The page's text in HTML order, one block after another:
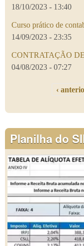
18/10/2023 - 13:40
Curso prático de
14/09/2023 - 23:35
CONTRATAÇÃO
04/08/2023 - 07:27
‹
Planilha do